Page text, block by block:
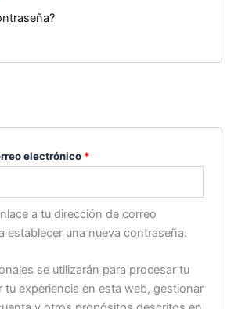
electrónico *
a tu dirección de correo
establecer una nueva contraseña.
se utilizarán para procesar tu
tu experiencia en esta web, gestionar